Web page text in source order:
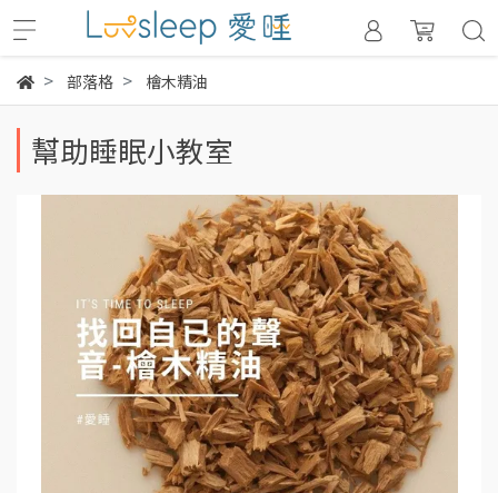
部落格 檜木精油
幫助睡眠小教室